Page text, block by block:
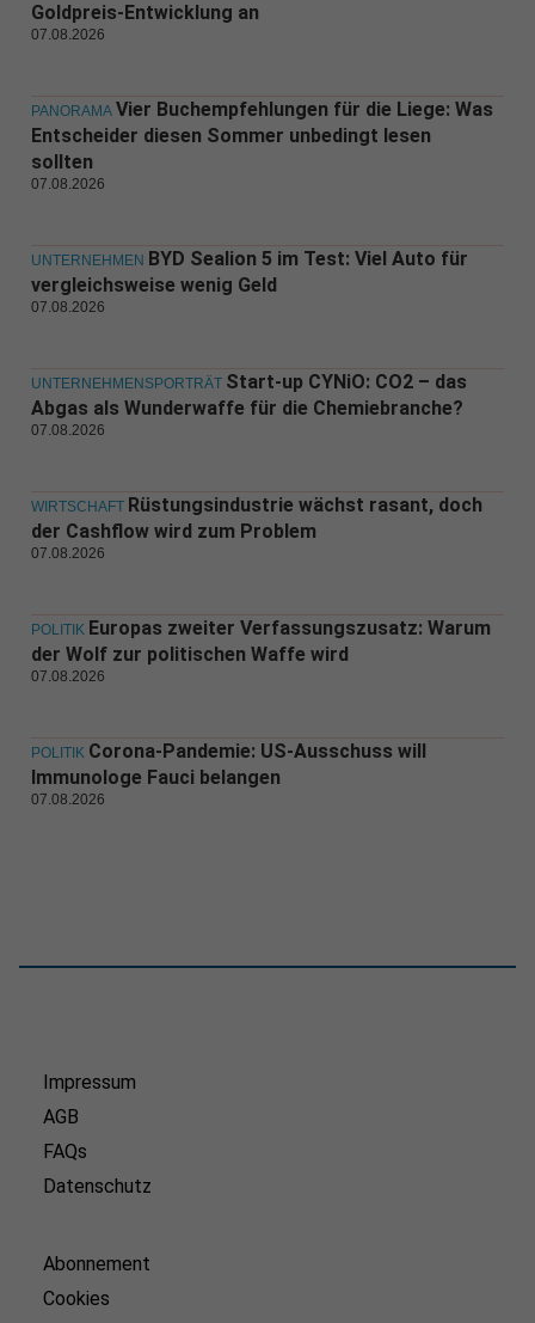
Goldpreis-Entwicklung an
07.08.2026
PANORAMA Vier Buchempfehlungen für die Liege: Was
Entscheider diesen Sommer unbedingt lesen
sollten
07.08.2026
UNTERNEHMEN BYD Sealion 5 im Test: Viel Auto für
vergleichsweise wenig Geld
07.08.2026
UNTERNEHMENSPORTRÄT Start-up CYNiO: CO2 – das
Abgas als Wunderwaffe für die Chemiebranche?
07.08.2026
WIRTSCHAFT Rüstungsindustrie wächst rasant, doch
der Cashflow wird zum Problem
07.08.2026
POLITIK Europas zweiter Verfassungszusatz: Warum
der Wolf zur politischen Waffe wird
07.08.2026
POLITIK Corona-Pandemie: US-Ausschuss will
Immunologe Fauci belangen
07.08.2026
Impressum
AGB
FAQs
Datenschutz
Abonnement
Cookies